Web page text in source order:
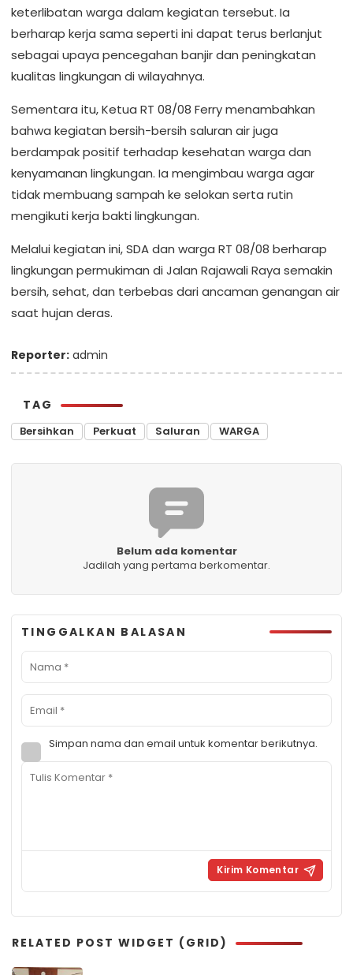
keterlibatan warga dalam kegiatan tersebut. Ia
berharap kerja sama seperti ini dapat terus berlanjut
sebagai upaya pencegahan banjir dan peningkatan
kualitas lingkungan di wilayahnya.
Sementara itu, Ketua RT 08/08 Ferry menambahkan
bahwa kegiatan bersih-bersih saluran air juga
berdampak positif terhadap kesehatan warga dan
kenyamanan lingkungan. Ia mengimbau warga agar
tidak membuang sampah ke selokan serta rutin
mengikuti kerja bakti lingkungan.
Melalui kegiatan ini, SDA dan warga RT 08/08 berharap
lingkungan permukiman di Jalan Rajawali Raya semakin
bersih, sehat, dan terbebas dari ancaman genangan air
saat hujan deras.
Reporter: admin
TAG
Bersihkan Perkuat Saluran WARGA
Belum ada komentar
Jadilah yang pertama berkomentar.
TINGGALKAN BALASAN
Simpan nama dan email untuk komentar berikutnya.
RELATED POST WIDGET (GRID)